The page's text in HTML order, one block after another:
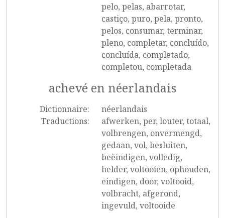
pelo, pelas, abarrotar,
castiço, puro, pela, pronto,
pelos, consumar, terminar,
pleno, completar, concluído,
concluída, completado,
completou, completada
achevé en néerlandais
Dictionnaire:
néerlandais
Traductions:
afwerken, per, louter, totaal,
volbrengen, onvermengd,
gedaan, vol, besluiten,
beëindigen, volledig,
helder, voltooien, ophouden,
eindigen, door, voltooid,
volbracht, afgerond,
ingevuld, voltooide